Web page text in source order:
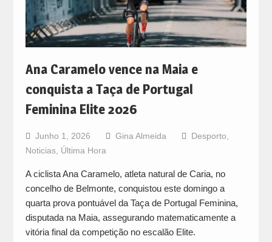
Ana Caramelo vence na Maia e
conquista a Taça de Portugal
Feminina Elite 2026
Junho 1, 2026 Gina Almeida Desporto
Noticias, Última Hora
A ciclista Ana Caramelo, atleta natural de Caria, no
concelho de Belmonte, conquistou este domingo a
quarta prova pontuável da Taça de Portugal Feminina,
disputada na Maia, assegurando matematicamente a
vitória final da competição no escalão Elite.